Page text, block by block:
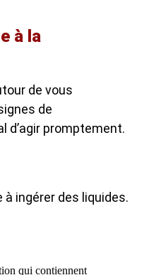
à la
de vous
de
d’agir promptement.
ingérer des liquides.
qui contiennent